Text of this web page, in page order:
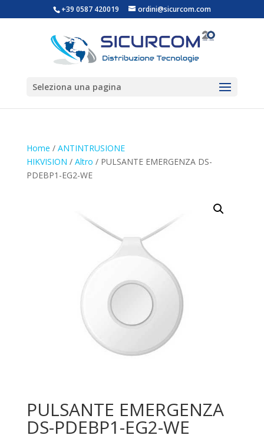
+39 0587 420019 ordini@sicurcom.com
Seleziona una pagina
Home / ANTINTRUSIONE
HIKVISION / Altro / PULSANTE EMERGENZA DS-
PDEBP1-EG2-WE
PULSANTE EMERGENZA
DS-PDEBP1-EG2-WE